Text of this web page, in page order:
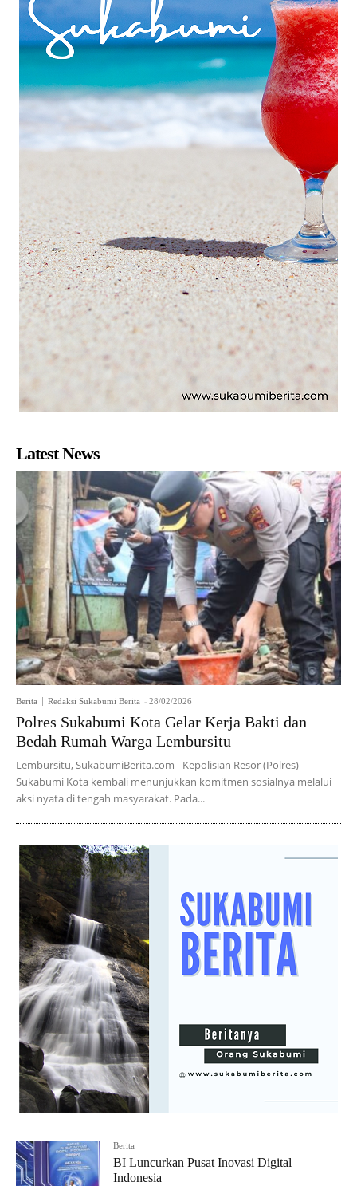
Latest News
Berita Redaksi Sukabumi Berita - 28/02/2026
Polres Sukabumi Kota Gelar Kerja Bakti dan
Bedah Rumah Warga Lembursitu
Lembursitu, SukabumiBerita.com - Kepolisian Resor (Polres)
Sukabumi Kota kembali menunjukkan komitmen sosialnya melalui
aksi nyata di tengah masyarakat. Pada...
Berita
BI Luncurkan Pusat Inovasi Digital
Indonesia